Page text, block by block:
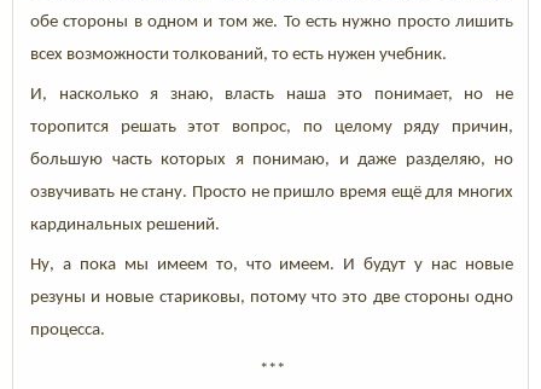
обе стороны в одном и том же. То есть нужно просто лишить
всех возможности толкований, то есть нужен учебник.
И, насколько я знаю, власть наша это понимает, но не
торопится решать этот вопрос, по целому ряду причин,
большую часть которых я понимаю, и даже разделяю, но
озвучивать не стану. Просто не пришло время ещё для многих
кардинальных решений.
Ну, а пока мы имеем то, что имеем. И будут у нас новые
резуны и новые стариковы, потому что это две стороны одно
процесса.
***